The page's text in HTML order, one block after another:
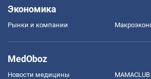
Экономика
Рынки и компании
MedOboz
Новости медицины MAMACLUB